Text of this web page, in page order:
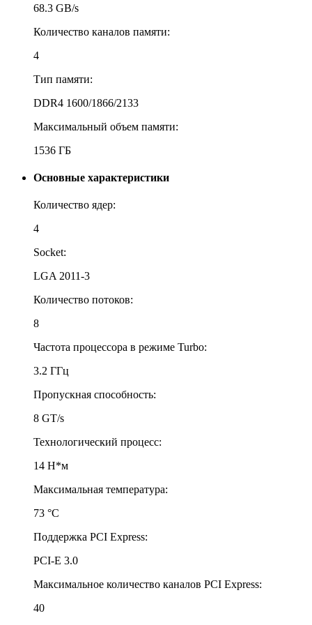
68.3 GB/s
Количество каналов памяти:
4
Тип памяти:
DDR4 1600/1866/2133
Максимальный объем памяти:
1536 ГБ
Основные характеристики
Количество ядер:
4
Socket:
LGA 2011-3
Количество потоков:
8
Частота процессора в режиме Turbo:
3.2 ГГц
Пропускная способность:
8 GT/s
Технологический процесс:
14 Н*м
Максимальная температура:
73 °С
Поддержка PCI Express:
PCI-E 3.0
Максимальное количество каналов PCI Express:
40